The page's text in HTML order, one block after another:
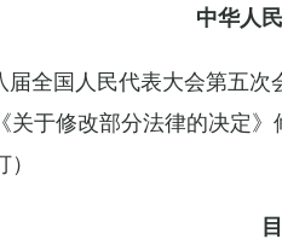
中华人
届全国人民代表大会第五
关于修改部分法律的决定